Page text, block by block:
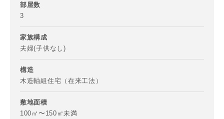
部屋数
3
家族構成
夫婦(子供なし)
構造
木造軸組住宅（在来工法）
敷地面積
100㎡〜150㎡未満
お名前
メールアドレス